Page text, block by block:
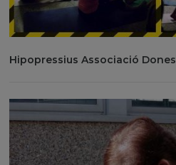
Hipopressius Associació Dones